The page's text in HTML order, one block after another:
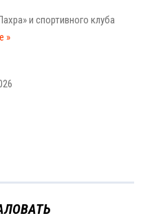
и спортивного клуба
»